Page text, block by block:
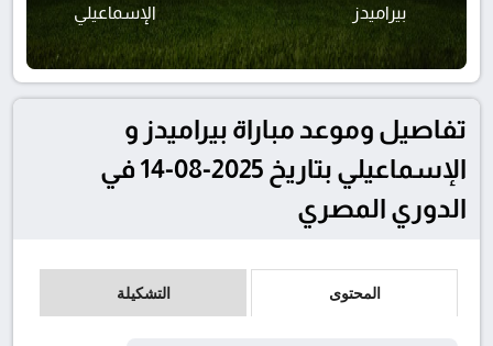
بيراميدز الإسماعيلي
تفاصيل وموعد مباراة بيراميدز و
الإسماعيلي بتاريخ 2025-08-14 في
الدوري المصري
المحتوى التشكيلة